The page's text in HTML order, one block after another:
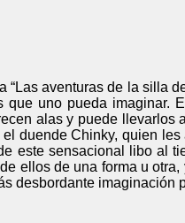
aventuras de la silla
uno pueda imaginar.
alas y puede llevarlos
duende Chinky, quien
este sensacional libo al
ellos de una forma u
desbordante imaginación